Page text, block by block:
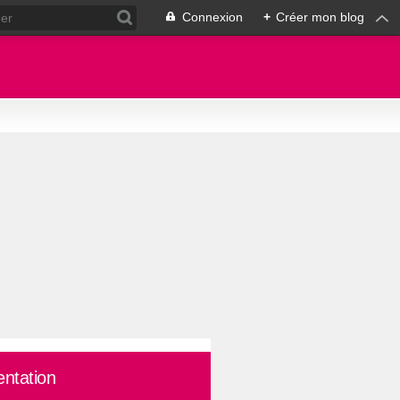
Connexion + Créer mon blog